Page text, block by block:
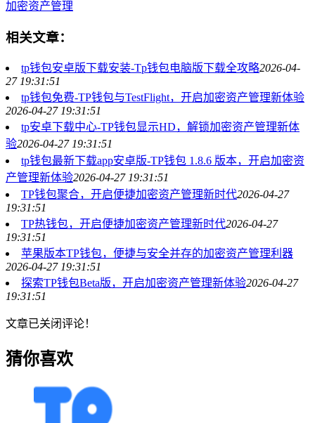
加密资产管理
相关文章：
tp钱包安卓版下载安装-Tp钱包电脑版下载全攻略2026-04-
27 19:31:51
tp钱包免费-TP钱包与TestFlight，开启加密资产管理新体验
2026-04-27 19:31:51
tp安卓下载中心-TP钱包显示HD，解锁加密资产管理新体
验2026-04-27 19:31:51
tp钱包最新下载app安卓版-TP钱包 1.8.6 版本，开启加密资
产管理新体验2026-04-27 19:31:51
TP钱包聚合，开启便捷加密资产管理新时代2026-04-27
19:31:51
TP热钱包，开启便捷加密资产管理新时代2026-04-27
19:31:51
苹果版本TP钱包，便捷与安全并存的加密资产管理利器
2026-04-27 19:31:51
探索TP钱包Beta版，开启加密资产管理新体验2026-04-27
19:31:51
文章已关闭评论！
猜你喜欢